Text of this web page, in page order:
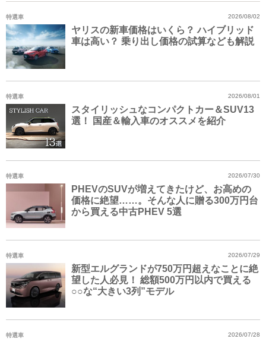
特選車
ヤリスの新車価格はいくら？ ハイブリッド
車は高い？ 乗り出し価格の試算なども解説
2026/08/02
特選車
スタイリッシュなコンパクトカー＆SUV13
選！ 国産＆輸入車のオススメを紹介
2026/08/01
特選車
PHEVのSUVが増えてきたけど、お高めの
価格に絶望……。そんな人に贈る300万円台
から買える中古PHEV 5選
2026/07/30
特選車
新型エルグランドが750万円超えなことに絶
望した人必見！ 総額500万円以内で買える
○○な“大きい3列”モデル
2026/07/29
特選車 2026/07/28